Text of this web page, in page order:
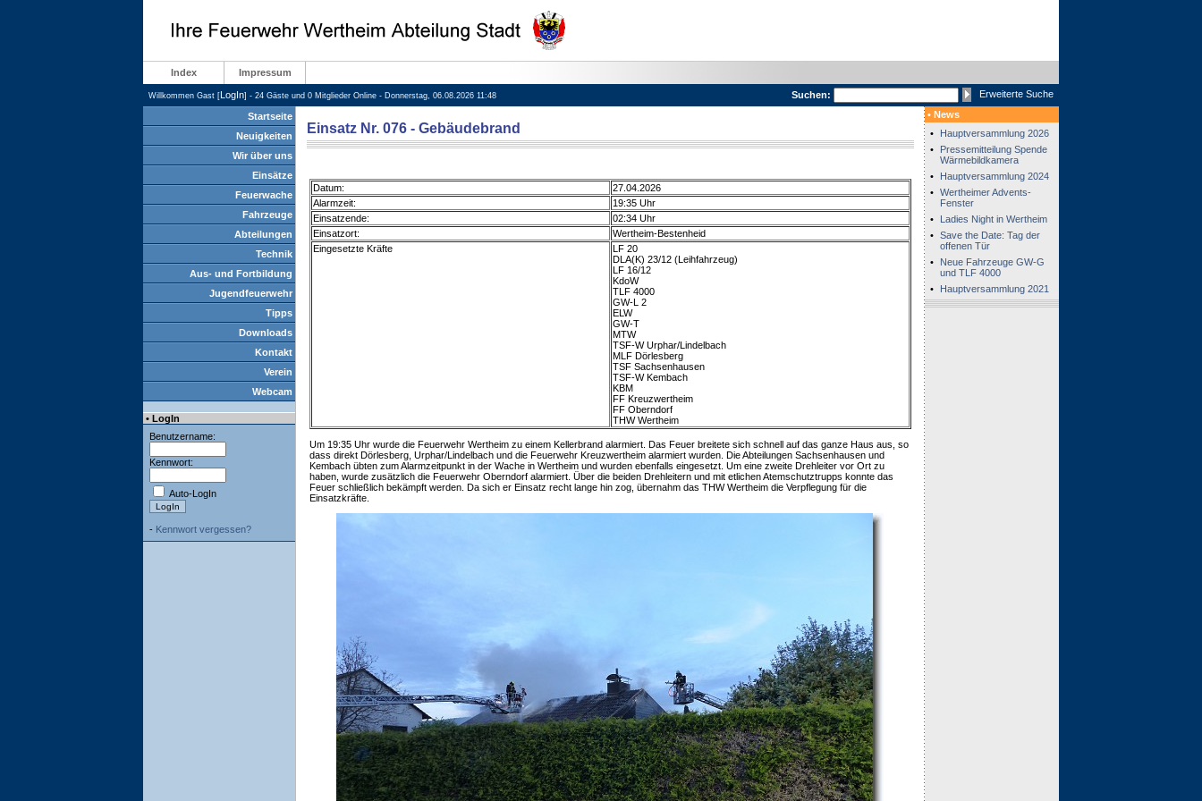
Index Impressum
Willkommen Gast [LogIn] - 24 Gäste und 0 Mitglieder Online - Donnerstag, 06.08.2026 11:48 Suchen: Erweiterte Suche
Startseite
Neuigkeiten
Wir über uns
Einsätze
Feuerwache
Fahrzeuge
Abteilungen
Technik
Aus- und Fortbildung
Jugendfeuerwehr
Tipps
Downloads
Kontakt
Verein
Webcam
• LogIn
Benutzername:
Kennwort:
Auto-LogIn
- Kennwort vergessen?
Einsatz Nr. 076 - Gebäudebrand
Datum:
27.04.2026
Alarmzeit:
19:35 Uhr
Einsatzende:
02:34 Uhr
Einsatzort:
Wertheim-Bestenheid
Eingesetzte Kräfte
LF 20
DLA(K) 23/12 (Leihfahrzeug)
LF 16/12
KdoW
TLF 4000
GW-L 2
ELW
GW-T
MTW
TSF-W Urphar/Lindelbach
MLF Dörlesberg
TSF Sachsenhausen
TSF-W Kembach
KBM
FF Kreuzwertheim
FF Oberndorf
THW Wertheim
Um 19:35 Uhr wurde die Feuerwehr Wertheim zu einem Kellerbrand alarmiert. Das Feuer breitete sich schnell auf das ganze Haus aus, so
dass direkt Dörlesberg, Urphar/Lindelbach und die Feuerwehr Kreuzwertheim alarmiert wurden. Die Abteilungen Sachsenhausen und
Kembach übten zum Alarmzeitpunkt in der Wache in Wertheim und wurden ebenfalls eingesetzt. Um eine zweite Drehleiter vor Ort zu
haben, wurde zusätzlich die Feuerwehr Oberndorf alarmiert. Über die beiden Drehleitern und mit etlichen Atemschutztrupps konnte das
Feuer schließlich bekämpft werden. Da sich er Einsatz recht lange hin zog, übernahm das THW Wertheim die Verpflegung für die
Einsatzkräfte.
• News
•
Hauptversammlung 2026
•
Pressemitteilung Spende
Wärmebildkamera
•
Hauptversammlung 2024
• Wertheimer Advents-
Fenster
•
Ladies Night in Wertheim
• Save the Date: Tag der
offenen Tür
•
Neue Fahrzeuge GW-G
und TLF 4000
•
Hauptversammlung 2021